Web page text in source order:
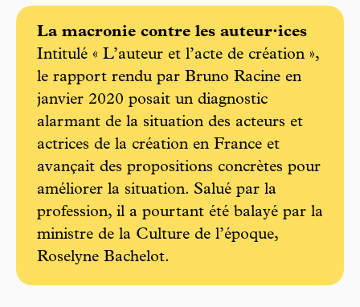
La macronie contre les auteur·ices
Intitulé « L’auteur et l’acte de création »,
le rapport rendu par Bruno Racine en
janvier 2020 posait un diagnostic
alarmant de la situation des acteurs et
actrices de la création en France et
avançait des propositions concrètes pour
améliorer la situation. Salué par la
profession, il a pourtant été balayé par la
ministre de la Culture de l’époque,
Roselyne Bachelot.